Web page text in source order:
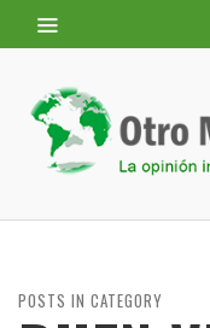
POSTS IN CATEGORY